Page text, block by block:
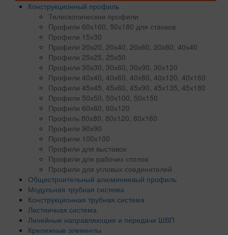
Конструкционный профиль
Телескопические профили
Профили 60х160, 50х180 для станков
Профили 15х30
Профили 20х20, 20х40, 20х60, 20x80, 40х40
Профили 25х25, 25х50
Профили 30х30, 30х60, 30х90, 30х120
Профили 40х40, 40х60, 40х80, 40х120, 40х160
Профили 45х45, 45х60, 45х90, 45х135, 45х180
Профили 50х50, 50х100, 50х150
Профили 60х60, 60х120
Профиль 80х80, 80х120, 80х160
Профили 90х90
Профили 100х100
Профили для выставок
Профили для рабочих столов
Профили для угловых соединителей
Общестроительный алюминиевый профиль
Модульная трубная система
Конструкционная трубная система
Лестничная система
Линейные направляющие и передачи ШВП
Крепежные элементы